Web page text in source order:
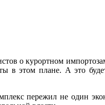
о курортном
в этом плане. А это
пережил не один